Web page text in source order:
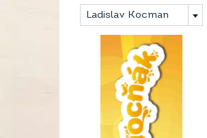
Ladislav Kocman